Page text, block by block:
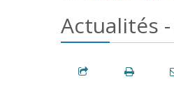
Actualités